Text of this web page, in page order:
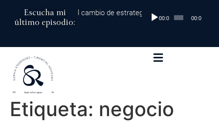
Escucha mi
último episodio:
mil dólares al millón: el cambio de estrategia que marca la
Reproductor
00:00 00:00
Etiqueta: negocio